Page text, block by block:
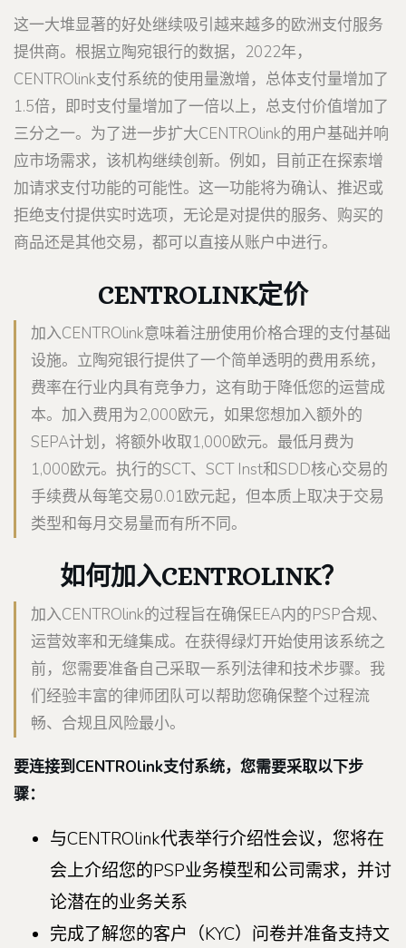
这一大堆显著的好处继续吸引越来越多的欧洲支付服务
提供商。根据立陶宛银行的数据，2022年，
CENTROlink支付系统的使用量激增，总体支付量增加了
1.5倍，即时支付量增加了一倍以上，总支付价值增加了
三分之一。为了进一步扩大CENTROlink的用户基础并响
应市场需求，该机构继续创新。例如，目前正在探索增
加请求支付功能的可能性。这一功能将为确认、推迟或
拒绝支付提供实时选项，无论是对提供的服务、购买的
商品还是其他交易，都可以直接从账户中进行。
CENTROLINK定价
加入CENTROlink意味着注册使用价格合理的支付基础
设施。立陶宛银行提供了一个简单透明的费用系统，
费率在行业内具有竞争力，这有助于降低您的运营成
本。加入费用为2,000欧元，如果您想加入额外的
SEPA计划，将额外收取1,000欧元。最低月费为
1,000欧元。执行的SCT、SCT Inst和SDD核心交易的
手续费从每笔交易0.01欧元起，但本质上取决于交易
类型和每月交易量而有所不同。
如何加入CENTROLINK？
加入CENTROlink的过程旨在确保EEA内的PSP合规、
运营效率和无缝集成。在获得绿灯开始使用该系统之
前，您需要准备自己采取一系列法律和技术步骤。我
们经验丰富的律师团队可以帮助您确保整个过程流
畅、合规且风险最小。
要连接到CENTROlink支付系统，您需要采取以下步
骤：
与CENTROlink代表举行介绍性会议，您将在
会上介绍您的PSP业务模型和公司需求，并讨
论潜在的业务关系
完成了解您的客户（KYC）问卷并准备支持文